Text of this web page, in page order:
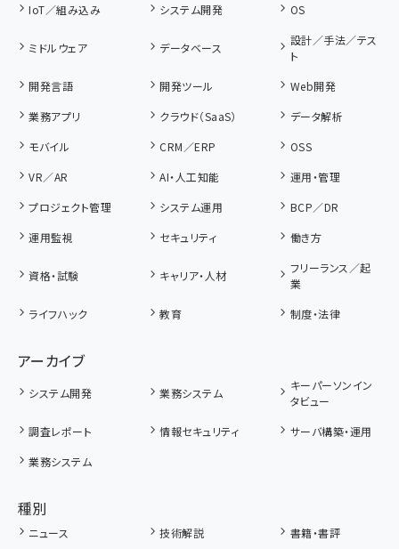
IoT／組み込み
システム開発 OS
ミドルウェア データベース
設計／手法／テス
ト
開発言語
開発ツール
Web開発
業務アプリ
クラウド（SaaS）
データ解析
モバイル
CRM／ERP
OSS
VR／AR
AI・人工知能
運用・管理
プロジェクト管理
システム運用
BCP／DR
運用監視
セキュリティ 働き方
資格・試験 キャリア・人材
フリーランス／起
業
ライフハック
教育 制度・法律
アーカイブ
システム開発 業務システム
キーパーソンイン
タビュー
調査レポート
情報セキュリティ
サーバ構築・運用
業務システム
種別
ニュース 技術解説
書籍・書評